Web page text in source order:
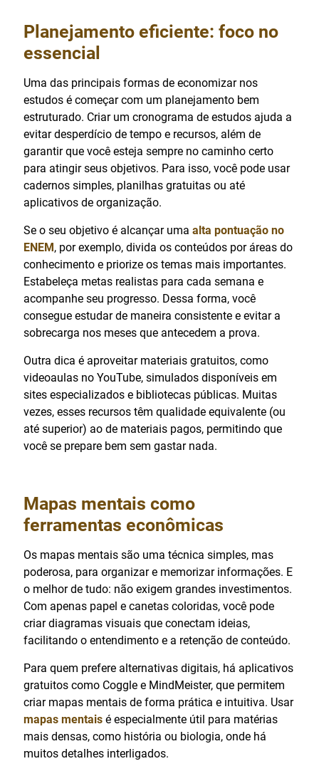
Planejamento eficiente: foco no
essencial
Uma das principais formas de economizar nos
estudos é começar com um planejamento bem
estruturado. Criar um cronograma de estudos ajuda a
evitar desperdício de tempo e recursos, além de
garantir que você esteja sempre no caminho certo
para atingir seus objetivos. Para isso, você pode usar
cadernos simples, planilhas gratuitas ou até
aplicativos de organização.
Se o seu objetivo é alcançar uma alta pontuação no
ENEM, por exemplo, divida os conteúdos por áreas do
conhecimento e priorize os temas mais importantes.
Estabeleça metas realistas para cada semana e
acompanhe seu progresso. Dessa forma, você
consegue estudar de maneira consistente e evitar a
sobrecarga nos meses que antecedem a prova.
Outra dica é aproveitar materiais gratuitos, como
videoaulas no YouTube, simulados disponíveis em
sites especializados e bibliotecas públicas. Muitas
vezes, esses recursos têm qualidade equivalente (ou
até superior) ao de materiais pagos, permitindo que
você se prepare bem sem gastar nada.
Mapas mentais como
ferramentas econômicas
Os mapas mentais são uma técnica simples, mas
poderosa, para organizar e memorizar informações. E
o melhor de tudo: não exigem grandes investimentos.
Com apenas papel e canetas coloridas, você pode
criar diagramas visuais que conectam ideias,
facilitando o entendimento e a retenção de conteúdo.
Para quem prefere alternativas digitais, há aplicativos
gratuitos como Coggle e MindMeister, que permitem
criar mapas mentais de forma prática e intuitiva. Usar
mapas mentais é especialmente útil para matérias
mais densas, como história ou biologia, onde há
muitos detalhes interligados.